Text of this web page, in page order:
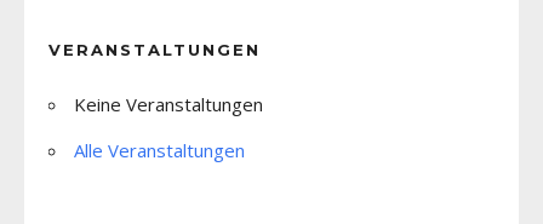
VERANSTALTUNGEN
Keine Veranstaltungen
Alle Veranstaltungen